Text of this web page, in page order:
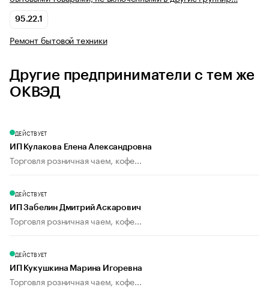
95.22.1
Ремонт бытовой техники
Другие предприниматели с тем же
ОКВЭД
ДЕЙСТВУЕТ
ИП Кулакова Елена Александровна
Торговля розничная чаем, кофе...
ДЕЙСТВУЕТ
ИП Забелин Дмитрий Аскарович
Торговля розничная чаем, кофе...
ДЕЙСТВУЕТ
ИП Кукушкина Марина Игоревна
Торговля розничная чаем, кофе...